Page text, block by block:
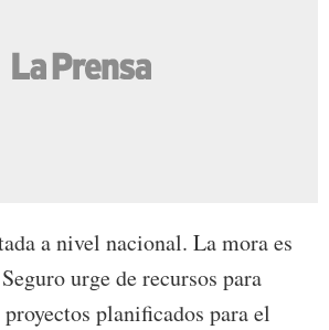
a nivel nacional. La mora es
urge de recursos para
planificados para el